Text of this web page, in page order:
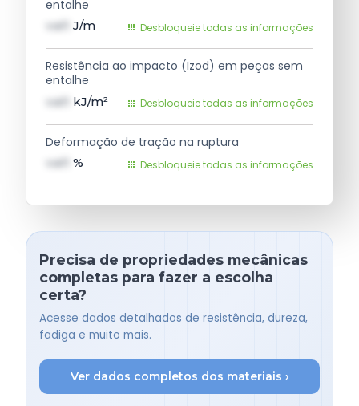
entalhe
val1 J/m Desbloqueie todas as informações
Resistência ao impacto (Izod) em peças sem
entalhe
val1 kJ/m² Desbloqueie todas as informações
Deformação de tração na ruptura
val1 % Desbloqueie todas as informações
Precisa de propriedades mecânicas
completas para fazer a escolha
certa?
Acesse dados detalhados de resistência, dureza,
fadiga e muito mais.
Ver dados completos dos materiais ›